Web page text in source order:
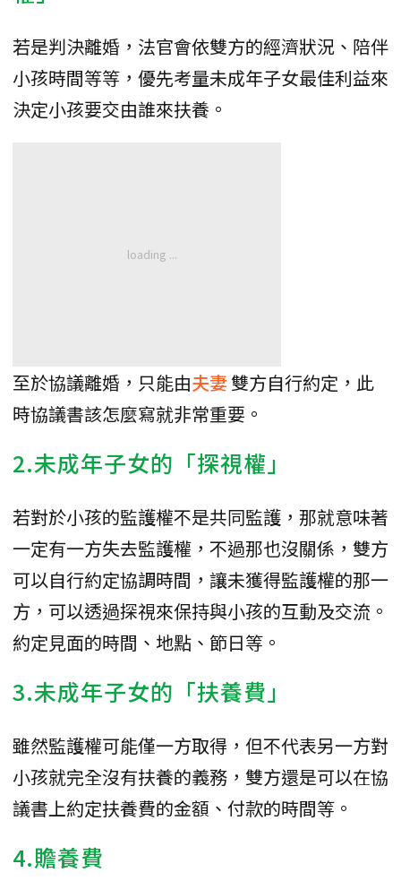
若是判決離婚，法官會依雙方的經濟狀況、陪伴
小孩時間等等，優先考量未成年子女最佳利益來
決定小孩要交由誰來扶養。
至於協議離婚，只能由夫妻雙方自行約定，此
時協議書該怎麼寫就非常重要。
2.未成年子女的「探視權」
若對於小孩的監護權不是共同監護，那就意味著
一定有一方失去監護權，不過那也沒關係，雙方
可以自行約定協調時間，讓未獲得監護權的那一
方，可以透過探視來保持與小孩的互動及交流。
約定見面的時間、地點、節日等。
3.未成年子女的「扶養費」
雖然監護權可能僅一方取得，但不代表另一方對
小孩就完全沒有扶養的義務，雙方還是可以在協
議書上約定扶養費的金額、付款的時間等。
4.贍養費